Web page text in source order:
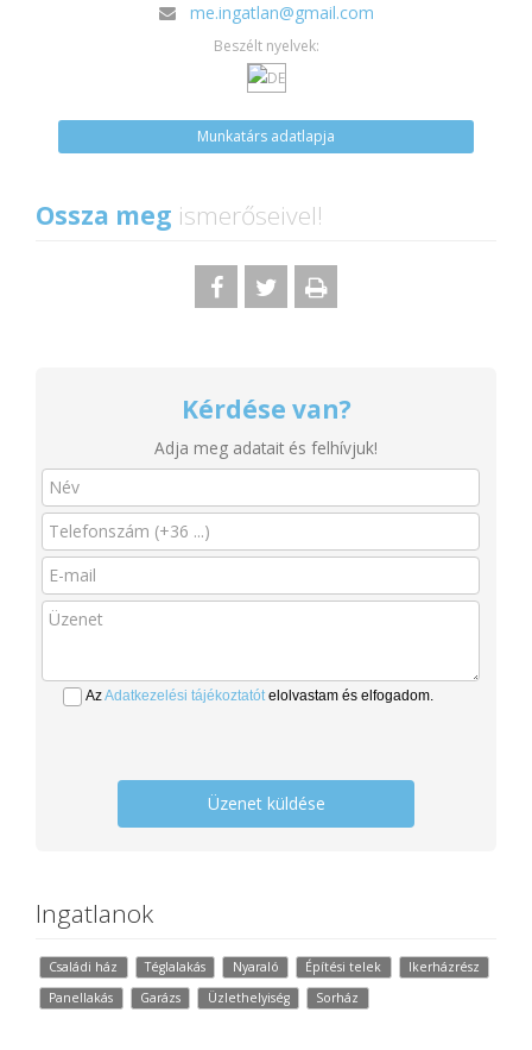
me.ingatlan@gmail.com
Beszélt nyelvek:
Munkatárs adatlapja
Ossza meg ismerőseivel!
Kérdése van?
Adja meg adatait és felhívjuk!
AzAdatkezelési tájékoztatótelolvastam és elfogadom.
Üzenet küldése
Ingatlanok
Családi ház Téglalakás Nyaraló Építési telek
Ikerházrész
Panellakás
Garázs Üzlethelyiség Sorház